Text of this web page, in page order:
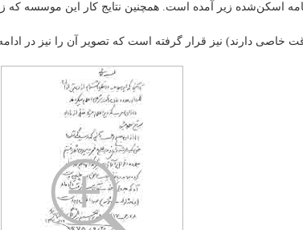
اسکن‌شده زیر آمده است. همچنین نتایج کار این موسسه
خاصی دارند) نیز قرار گرفته است که تصویر آن را نیز در